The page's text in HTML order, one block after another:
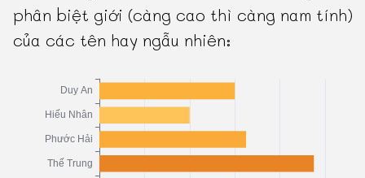
phân biệt giới (càng cao thì càng nam tính)
của các tên hay ngẫu nhiên: